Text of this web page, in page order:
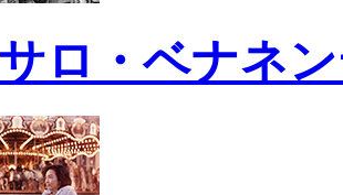
ロ・ベナネ